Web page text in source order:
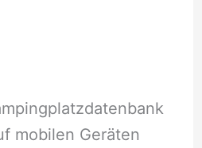
mobilen Geräten